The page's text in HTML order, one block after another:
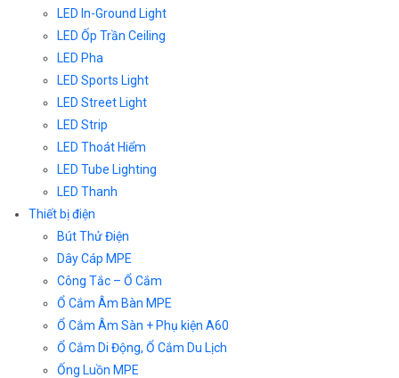
LED In-Ground Light
LED Ốp Trần Ceiling
LED Pha
LED Sports Light
LED Street Light
LED Strip
LED Thoát Hiểm
LED Tube Lighting
LED Thanh
Thiết bị điện
Bút Thử Điện
Dây Cáp MPE
Công Tắc – Ổ Cắm
Ổ Cắm Âm Bàn MPE
Ổ Cắm Âm Sàn + Phụ kiện A60
Ổ Cắm Di Động, Ổ Cắm Du Lịch
Ống Luồn MPE